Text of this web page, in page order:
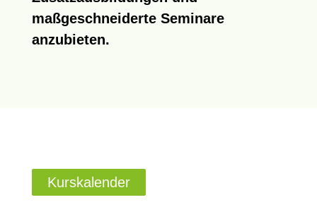
maßgeschneiderte Seminare
anzubieten.
Kurskalender